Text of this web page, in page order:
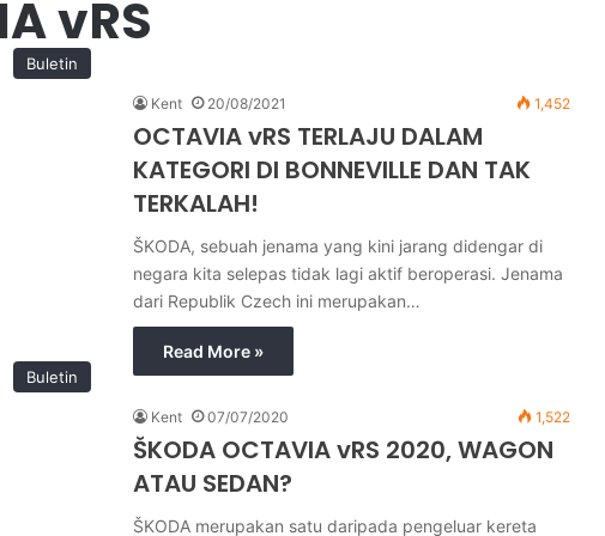
vRS
Buletin
Kent 20/08/2021 1,452
OCTAVIA vRS TERLAJU DALAM
KATEGORI DI BONNEVILLE DAN TAK
TERKALAH!
ŠKODA, sebuah jenama yang kini jarang didengar di
negara kita selepas tidak lagi aktif beroperasi. Jenama
dari Republik Czech ini merupakan…
Read More »
Buletin
Kent 07/07/2020 1,522
ŠKODA OCTAVIA vRS 2020, WAGON
ATAU SEDAN?
ŠKODA merupakan satu daripada pengeluar kereta